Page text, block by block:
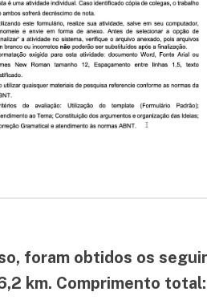
foram obtidos os
km. Comprimento